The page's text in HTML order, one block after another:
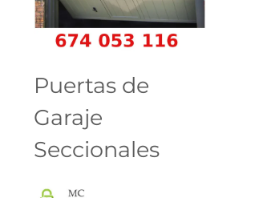
Puertas de
Garaje
Seccionales